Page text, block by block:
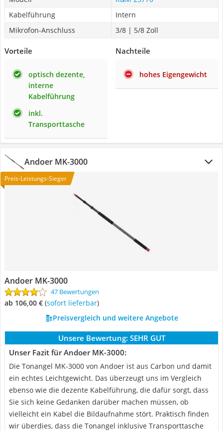
Kabelführung
Intern
Mikrofon-Anschluss
3/8 | 5/8 Zoll
Vorteile
optisch dezente,
interne
Kabelführung
inkl.
Transporttasche
Nachteile
hohes Eigengewicht
Andoer MK-3000
Preis-Leistungs-Sieger
Andoer MK-3000
47 Bewertungen
ab 106,00 € ( Sofort lieferbar)
Preisvergleich und weitere Angebote
Unsere Bewertung: SEHR GUT
Unser Fazit für Andoer MK-3000:
Die Tonangel MK-3000 von Andoer ist aus Carbon und damit
ein echtes Leichtgewicht. Das überzeugt uns im Vergleich
ebenso wie die dezente Kabelführung, die dafür sorgt, dass
Sie sich keine Gedanken darüber machen müssen, ob
vielleicht ein Kabel die Bildaufnahme stört. Praktisch finden
wir überdies, dass die Tonangel inklusive Transporttasche